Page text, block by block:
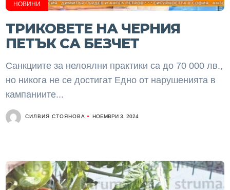
НОВИНИ
ТРИКОВЕТЕ НА ЧЕРНИЯ
ПЕТЪК СА БЕЗЧЕТ
Санкциите за нелоялни практики са до 70 000 лв.,
но никога не се достигат Едно от нарушенията в
кампаниите...
СИЛВИЯ СТОЯНОВА НОЕМВРИ 3, 2024